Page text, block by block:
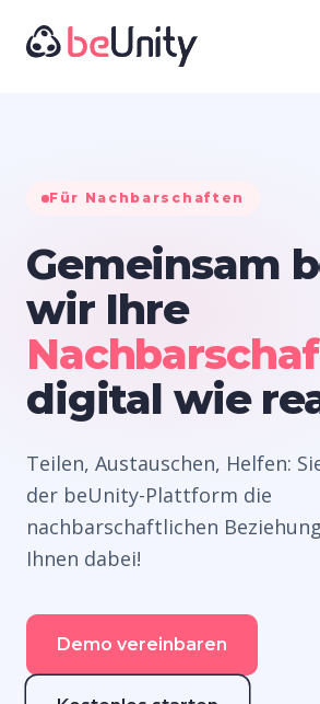
Für Nachbarschaften
Gemeinsam
wir Ihre
digital wie
Teilen, Austauschen, Helfen:
der beUnity-Plattform die
nachbarschaftlichen
Ihnen dabei!
Demo vereinbaren